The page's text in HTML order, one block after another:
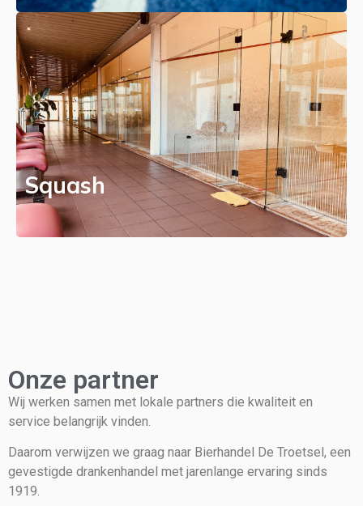
Squash
Onze partner
Wij werken samen met lokale partners die kwaliteit en
service belangrijk vinden.
Daarom verwijzen we graag naar Bierhandel De Troetsel, een
gevestigde drankenhandel met jarenlange ervaring sinds
1919.